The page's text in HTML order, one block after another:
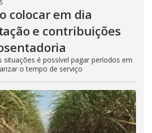
colocar em dia
e contribuições
situações é possível pagar períodos em
o tempo de serviço